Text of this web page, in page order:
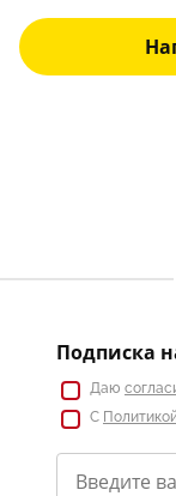
Подписка
Даю
С